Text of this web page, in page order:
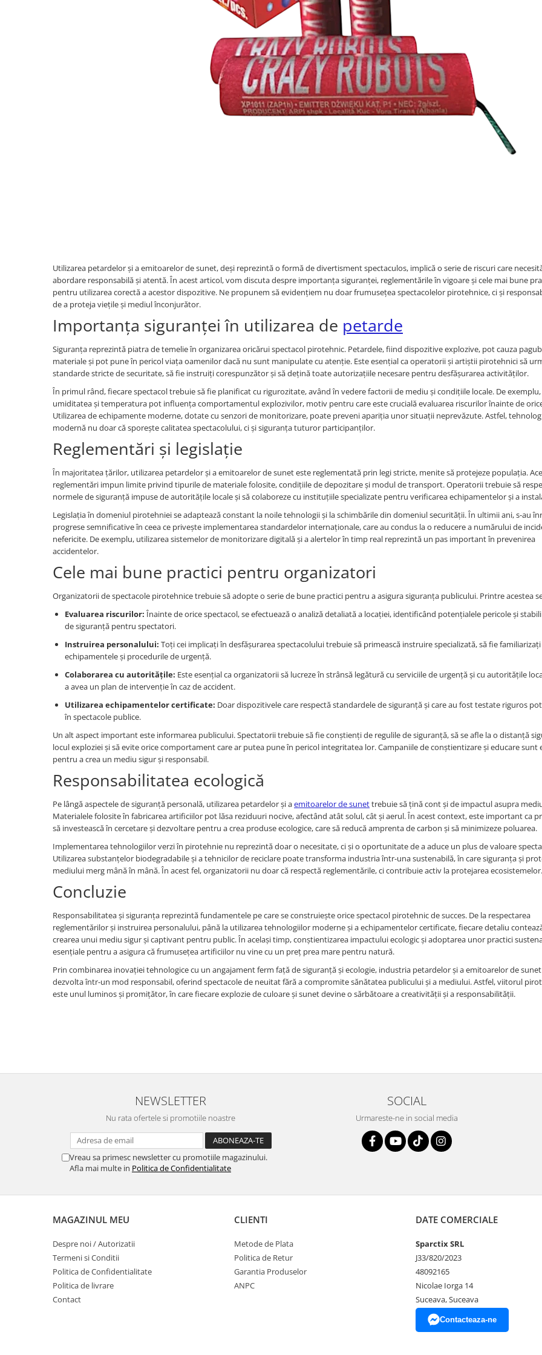
Utilizarea petardelor și a emitoarelor de sunet, deși reprezintă o formă de divertisment spectaculos, implică o serie de riscuri care
abordare responsabilă și atentă. În acest articol, vom discuta despre importanța siguranței, reglementările în vigoare și cele mai bune
pentru utilizarea corectă a acestor dispozitive. Ne propunem să evidențiem nu doar frumusețea spectacolelor pirotehnice, ci și
de a proteja viețile și mediul înconjurător.
Importanța siguranței în utilizarea de petarde
Siguranța reprezintă piatra de temelie în organizarea oricărui spectacol pirotehnic. Petardele, fiind dispozitive explozive, pot cauza
materiale și pot pune în pericol viața oamenilor dacă nu sunt manipulate cu atenție. Este esențial ca operatorii și artiștii pirotehnici să
standarde stricte de securitate, să fie instruiți corespunzător și să dețină toate autorizațiile necesare pentru desfășurarea activităților.
În primul rând, fiecare spectacol trebuie să fie planificat cu rigurozitate, având în vedere factorii de mediu și condițiile locale. De
umiditatea și temperatura pot influența comportamentul explozivilor, motiv pentru care este crucială evaluarea riscurilor înainte de
Utilizarea de echipamente moderne, dotate cu senzori de monitorizare, poate preveni apariția unor situații neprevăzute. Astfel,
modernă nu doar că sporește calitatea spectacolului, ci și siguranța tuturor participanților.
Reglementări și legislație
În majoritatea țărilor, utilizarea petardelor și a emitoarelor de sunet este reglementată prin legi stricte, menite să protejeze populația.
reglementări impun limite privind tipurile de materiale folosite, condițiile de depozitare și modul de transport. Operatorii trebuie să
normele de siguranță impuse de autoritățile locale și să colaboreze cu instituțiile specializate pentru verificarea echipamentelor și a
Legislația în domeniul pirotehniei se adaptează constant la noile tehnologii și la schimbările din domeniul securității. În ultimii ani, s-au
progrese semnificative în ceea ce privește implementarea standardelor internaționale, care au condus la o reducere a numărului de
nefericite. De exemplu, utilizarea sistemelor de monitorizare digitală și a alertelor în timp real reprezintă un pas important în prevenirea
accidentelor.
Cele mai bune practici pentru organizatori
Organizatorii de spectacole pirotehnice trebuie să adopte o serie de bune practici pentru a asigura siguranța publicului. Printre acestea
Evaluarea riscurilor: Înainte de orice spectacol, se efectuează o analiză detaliată a locației, identificând potențialele pericole și
de siguranță pentru spectatori.
Instruirea personalului: Toți cei implicați în desfășurarea spectacolului trebuie să primească instruire specializată, să fie
echipamentele și procedurile de urgență.
Colaborarea cu autoritățile: Este esențial ca organizatorii să lucreze în strânsă legătură cu serviciile de urgență și cu autoritățile
a avea un plan de intervenție în caz de accident.
Utilizarea echipamentelor certificate: Doar dispozitivele care respectă standardele de siguranță și care au fost testate riguros
în spectacole publice.
Un alt aspect important este informarea publicului. Spectatorii trebuie să fie conștienți de regulile de siguranță, să se afle la o distanță
locul exploziei și să evite orice comportament care ar putea pune în pericol integritatea lor. Campaniile de conștientizare și educare sunt
pentru a crea un mediu sigur și responsabil.
Responsabilitatea ecologică
Pe lângă aspectele de siguranță personală, utilizarea petardelor și aemitoarelor de sunettrebuie să țină cont și de impactul asupra
Materialele folosite în fabricarea artificiilor pot lăsa reziduuri nocive, afectând atât solul, cât și aerul. În acest context, este important ca
să investească în cercetare și dezvoltare pentru a crea produse ecologice, care să reducă amprenta de carbon și să minimizeze poluarea.
Implementarea tehnologiilor verzi în pirotehnie nu reprezintă doar o necesitate, ci și o oportunitate de a aduce un plus de valoare
Utilizarea substanțelor biodegradabile și a tehnicilor de reciclare poate transforma industria într-una sustenabilă, în care siguranța și
mediului merg mână în mână. În acest fel, organizatorii nu doar că respectă reglementările, ci contribuie activ la protejarea ecosistemelor.
Concluzie
Responsabilitatea și siguranța reprezintă fundamentele pe care se construiește orice spectacol pirotehnic de succes. De la respectarea
reglementărilor și instruirea personalului, până la utilizarea tehnologiilor moderne și a echipamentelor certificate, fiecare detaliu
crearea unui mediu sigur și captivant pentru public. În același timp, conștientizarea impactului ecologic și adoptarea unor practici
esențiale pentru a asigura că frumusețea artificiilor nu vine cu un preț prea mare pentru natură.
Prin combinarea inovației tehnologice cu un angajament ferm față de siguranță și ecologie, industria petardelor și a emitoarelor de
dezvolta într-un mod responsabil, oferind spectacole de neuitat fără a compromite sănătatea publicului și a mediului. Astfel, viitorul
este unul luminos și promițător, în care fiecare explozie de culoare și sunet devine o sărbătoare a creativității și a responsabilității.
NEWSLETTER
Nu rata ofertele si promotiile noastre
Vreau sa primesc newsletter cu promotiile magazinului.
Afla mai multe in Politica de Confidentialitate
SOCIAL
Urmareste-ne in social media
MAGAZINUL MEU
Despre noi / Autorizatii
Termeni si Conditii
Politica de Confidentialitate
Politica de livrare
Contact
CLIENTI
Metode de Plata
Politica de Retur
Garantia Produselor
ANPC
DATE COMERCIALE
Sparctix SRL
J33/820/2023
48092165
Nicolae Iorga 14
Suceava, Suceava
Contacteaza-ne